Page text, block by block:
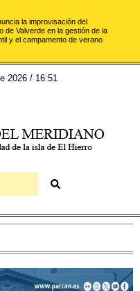
la improvisación del
de Valverde en la gestión de la
y el campamento de verano
2026 / 16:51